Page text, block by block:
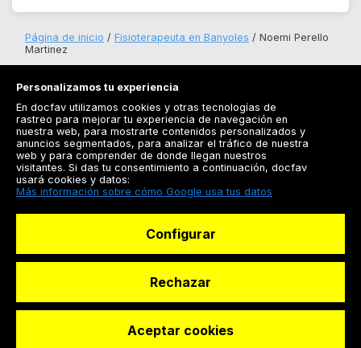
Página de inicio Fisioterapeuta en Banyoles
Noemi Perello
Martinez
Registrarse
Docfav
© Dashboard Technologies S.L
Personalizamos tu experiencia
En docfav utilizamos cookies y otras tecnologías de
rastreo para mejorar tu experiencia de navegación en
nuestra web, para mostrarte contenidos personalizados y
anuncios segmentados, para analizar el tráfico de nuestra
web y para comprender de donde llegan nuestros
visitantes. Si das tu consentimiento a continuación, docfav
usará cookies y datos:
Más información sobre cómo Google usa tus datos
Configurar
Rechazar
Aceptar cookies